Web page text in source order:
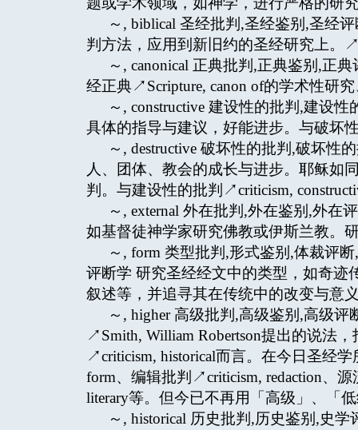
～, biblical 圣经批判,圣经鉴别,圣经
判方法，应用到新旧约的圣经研究上。
～, canonical 正典批判,正典鉴别,正
经正典↗Scripture, canon of的学术性研
～, constructive 建设性的批判,建设
具体的指导与建议，好能进步。与破坏
～, destructive 破坏性的批判,破坏性
人、团体、教会的成长与进步。耶稣如
判。与建设性的批判↗criticism,
～, external 外在批判,外在鉴别,外在
如基督徒神学家研究佛教或伊斯兰教。
～, form 类型批判,形式鉴别,体裁评
评断学 研究圣经经文中的类型，如奇迹
叙述等，并追寻其在传统中的改变与意
～, higher 高级批判,高级鉴别,高级
↗Smith, William Robertson提出的说法
↗criticism, historical而言。在今日圣经
form、编辑批判↗criticism, redaction、
literary等。但今已不再用「高级」、「
～, historical 历史批判,历史鉴别,史